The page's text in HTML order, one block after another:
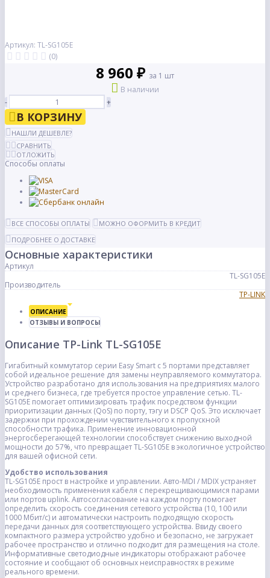
Артикул: TL-SG105E
(0)
8 960 ₽ за 1 шт
В наличии
-
+
В КОРЗИНУ
НАШЛИ ДЕШЕВЛЕ?
СРАВНИТЬ
ОТЛОЖИТЬ
Способы оплаты
ВСЕ СПОСОБЫ ОПЛАТЫ
МОЖНО ОФОРМИТЬ В КРЕДИТ
ПОДРОБНЕЕ О ДОСТАВКЕ
Основные характеристики
Артикул
TL-SG105E
Производитель
TP-LINK
ОПИСАНИЕ
ОТЗЫВЫ И ВОПРОСЫ
Описание TP-Link TL-SG105E
Гигабитный коммутатор серии Easy Smart с 5 портами представляет
собой идеальное решение для замены неуправляемого коммутатора.
Устройство разработано для использования на предприятиях малого
и среднего бизнеса, где требуется простое управление сетью. TL-
SG105Е помогает оптимизировать трафик посредством функции
приоритизации данных (QoS) по порту, тэгу и DSCP QoS. Это исключает
задержки при прохождении чувствительного к пропускной
способности трафика. Применение инновационной
энергосберегающей технологии способствует снижению выходной
мощности до 57%, что превращает TL-SG105Е в экологичное устройство
для вашей офисной сети.
Удобство использования
TL-SG105E прост в настройке и управлении. Авто-MDI / MDIX устраняет
необходимость применения кабеля с перекрещивающимися парами
или портов uplink. Автосогласование на каждом порту помогает
определить скорость соединения сетевого устройства (10, 100 или
1000 Мбит/с) и автоматически настроить подходящую скорость
передачи данных для соответствующего устройства. Ввиду своего
компактного размера устройство удобно и безопасно, не загружает
рабочее пространство и отлично подходит для размещения на столе.
Информативные светодиодные индикаторы отображают рабочее
состояние и сообщают об основных неисправностях в режиме
реального времени.